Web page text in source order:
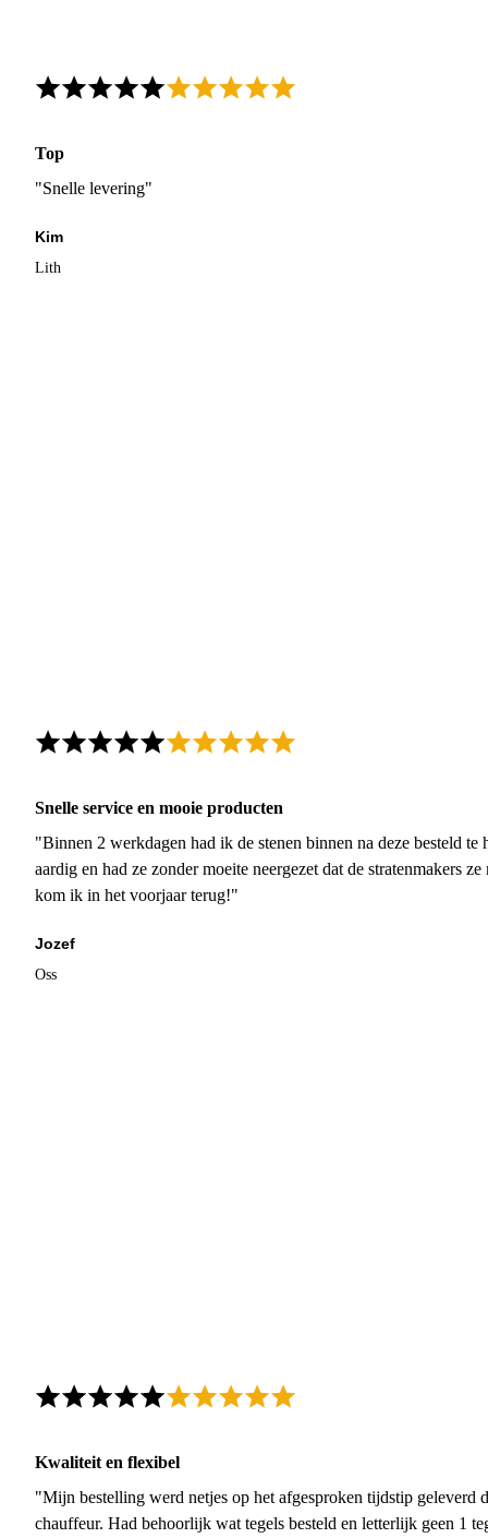
Top
"Snelle levering"
Kim
Lith
Snelle service en mooie producten
"Binnen 2 werkdagen had ik de stenen binnen na deze besteld
aardig en had ze zonder moeite neergezet dat de stratenmakers
kom ik in het voorjaar terug!"
Jozef
Oss
Kwaliteit en flexibel
"Mijn bestelling werd netjes op het afgesproken tijdstip geleverd
chauffeur. Had behoorlijk wat tegels besteld en letterlijk geen 1